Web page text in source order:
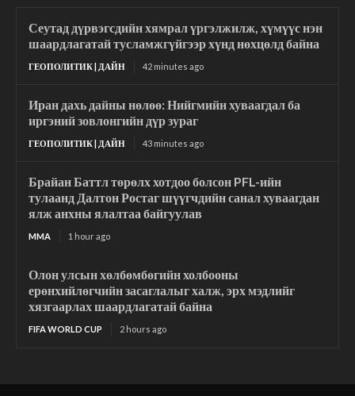
Сеутад дүрвэгсдийн хямрал үргэлжилж, хүмүүс нэн
шаардлагатай тусламжгүйгээр хүнд нөхцөлд байна
ГЕОПОЛИТИК | ДАЙН 42 minutes ago
Иран дахь дайны нөлөө: Нийгмийн хуваагдал ба
иргэний зовлонгийн дүр зураг
ГЕОПОЛИТИК | ДАЙН 43 minutes ago
Брайан Баттл төрөлх хотдоо болсон PFL-ийн
тулаанд Далтон Ростаг шүүгчдийн санал хуваагдан
ялж анхны ялалтаа байгуулав
MMA 1 hour ago
Олон улсын хөлбөмбөгийн холбооны
ерөнхийлөгчийн засаглалыг халж, эрх мэдлийг
хязгаарлах шаардлагатай байна
FIFA WORLD CUP 2 hours ago